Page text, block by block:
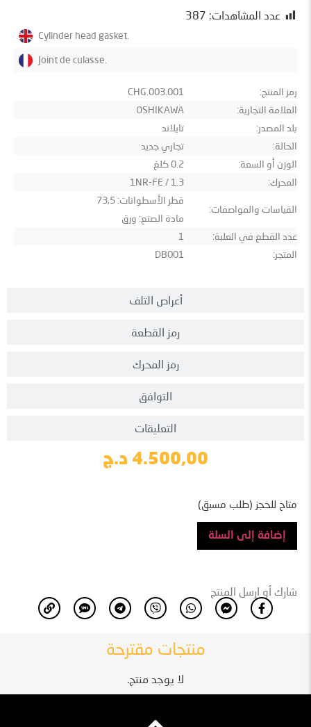
أعراص التلف
رمز القطعة
رمز المحرك
التوافق
التعليقات
عدد المشاهدات: 387
Cylinder head gasket.
Joint de culasse.
رمز المنتج:
CHG.003.001
العلامة التجارية:
OSHIKAWA
بلد المصدر:
تايلاند
الحالة:
تجاري جديد
الوزن أو السعة:
0.2 كلغ
المحرك:
1NR-FE / 1.3
القياسات والمواصفات:
قطر الأسطوانات: 73,5
مادة الصنع: ورق
عدد القطع في العلبة:
1
المتجر:
DB001
4.500,00 د.ج
متاح للحجز (طلب مسبق)
إضافة إلى السلة
شارك أو ارسل المنتج
منتجات مقترحة
لا يوجد منتج.